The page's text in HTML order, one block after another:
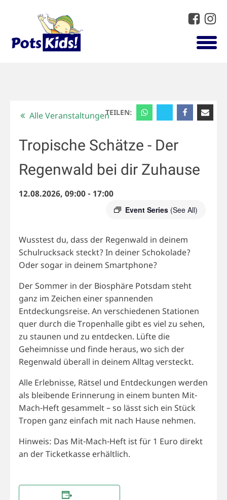
TEILEN:
Alle Veranstaltungen
Tropische Schätze - Der
Regenwald bei dir Zuhause
12.08.2026, 09:00- 17:00
Event Series (See All)
Wusstest du, dass der Regenwald in deinem
Schulrucksack steckt? In deiner Schokolade?
Oder sogar in deinem Smartphone?
Der Sommer in der Biosphäre Potsdam steht
ganz im Zeichen einer spannenden
Entdeckungsreise. An verschiedenen Stationen
quer durch die Tropenhalle gibt es viel zu sehen,
zu staunen und zu entdecken. Lüfte die
Geheimnisse und finde heraus, wo sich der
Regenwald überall in deinem Alltag versteckt.
Alle Erlebnisse, Rätsel und Entdeckungen werden
als bleibende Erinnerung in einem bunten Mit-
Mach-Heft gesammelt – so lässt sich ein Stück
Tropen ganz einfach mit nach Hause nehmen.
Hinweis: Das Mit-Mach-Heft ist für 1 Euro direkt
an der Ticketkasse erhältlich.